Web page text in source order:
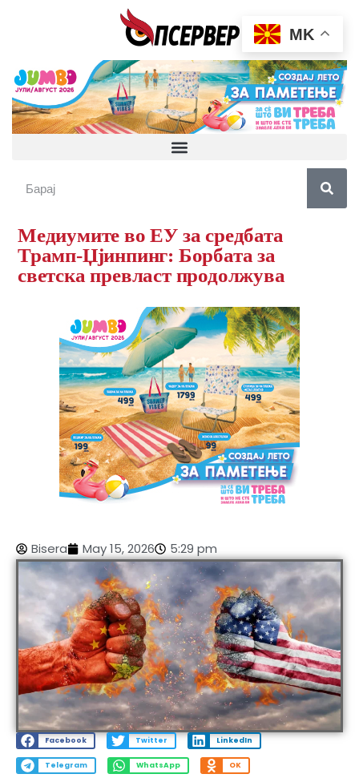
Медиумите во ЕУ за средбата
Трамп-Џјинпинг: Борбата за
светска превласт продолжува
Bisera May 15, 2026 5:29 pm
Facebook Twitter LinkedIn
Telegram WhatsApp OK
MK